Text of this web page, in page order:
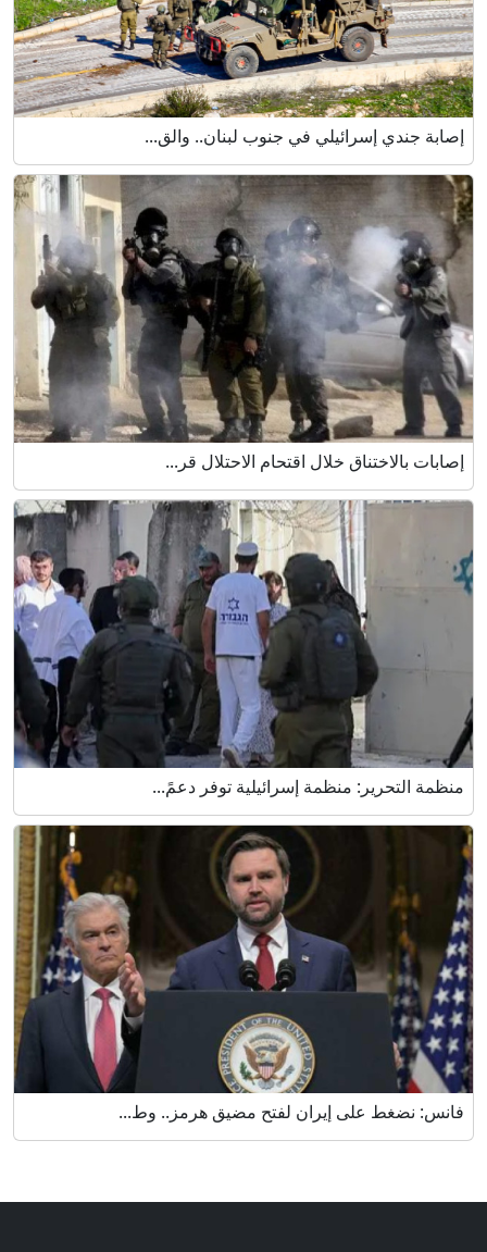
إصابة جندي إسرائيلي في جنوب لبنان.. والق...
إصابات بالاختناق خلال اقتحام الاحتلال قر...
منظمة التحرير: منظمة إسرائيلية توفر دعمً...
فانس: نضغط على إيران لفتح مضيق هرمز.. وط...